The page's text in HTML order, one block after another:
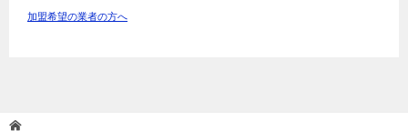
加盟希望の業者の方へ